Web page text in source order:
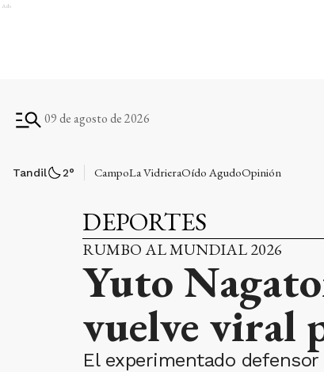
Ads
09 de agosto de 2026
Tandil 2° CampoLa VidrieraOído AgudoOpinión
DEPORTES
RUMBO AL MUNDIAL 2026
Yuto
vuelve viral
El experimentado